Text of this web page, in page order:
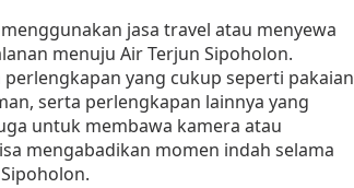
jasa travel atau menyewa
menuju Air Terjun Sipoholon.
yang cukup seperti pakaian
serta perlengkapan lainnya yang
untuk membawa kamera atau
mengabadikan momen indah selama